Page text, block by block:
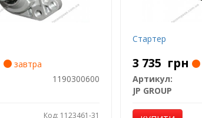
завтра
1190300600
Код: 1123461-31
Стартер
3 735 грн
Артикул:
JP GROUP